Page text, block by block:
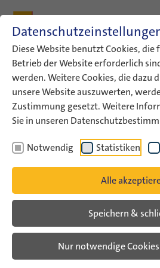
Diese Website benutzt Cookies, die
Betrieb der Website erforderlich
werden. Weitere Cookies, die dazu
unsere Website auszuwerten,
Zustimmung gesetzt. Weitere
Sie in unseren
Notwendig Statistiken
Alle
Speichern &
Nur notwendige
ConAct Über uns Archiv
Israel nach dem 7. Oktober –…
Israel nach dem
Stimmen aus
Gesellschaft
Veranstaltungsarchiv